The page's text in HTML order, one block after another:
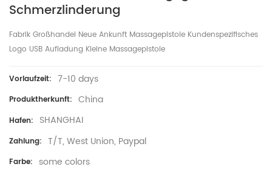
Schmerzlinderung
Fabrik Großhandel Neue Ankunft Massagepistole Kundenspezifisches
Logo USB Aufladung Kleine Massagepistole
Vorlaufzeit: 7-10 days
Produktherkunft: China
Hafen: SHANGHAI
Zahlung: T/T, West Union, Paypal
Farbe: some colors